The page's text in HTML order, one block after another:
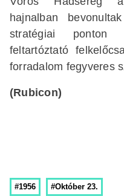
hajnalban
stratégiai ponton
feltartóztató
forradalom fegyveres
(Rubicon)
#1956 #Október 23.